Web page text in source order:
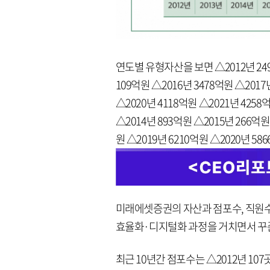
연도별 유형자산을 보면 △2012년
109억원 △2016년 3478억원
△2020년 4118억원 △2021년 4258
△2014년 893억원 △2015년 266억
원 △2019년 6210억원 △2020년
미래에셋증권의 자산과 점포수, 직
효율화·디지털화 과정을 거치면서
최근 10년간 점포수는 △2012년